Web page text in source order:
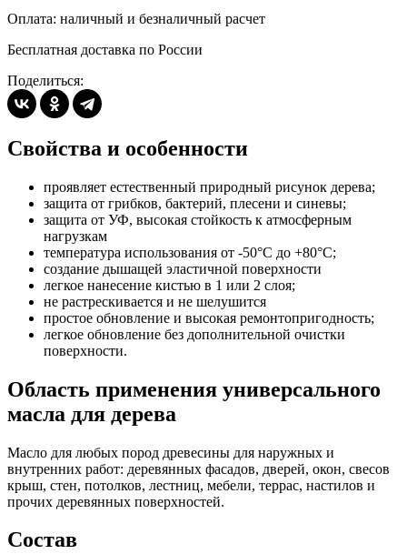
Оплата: наличный и безналичный расчет
Бесплатная доставка по России
Поделиться:
Свойства и особенности
проявляет естественный природный рисунок дерева;
защита от грибков, бактерий, плесени и синевы;
защита от УФ, высокая стойкость к атмосферным
нагрузкам
температура использования от -50°С до +80°С;
создание дышащей эластичной поверхности
легкое нанесение кистью в 1 или 2 слоя;
не растрескивается и не шелушится
простое обновление и высокая ремонтопригодность;
легкое обновление без дополнительной очистки
поверхности.
Область применения универсального
масла для дерева
Масло для любых пород древесины для наружных и
внутренних работ: деревянных фасадов, дверей, окон, свесов
крыш, стен, потолков, лестниц, мебели, террас, настилов и
прочих деревянных поверхностей.
Состав